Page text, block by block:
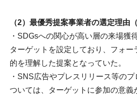
（2）最優秀提案事業者の選定理由
・SDGsへの関心が高い層の来場獲
ターゲットを設定しており、フォー
的を理解した提案となっていた。
・SNS広告やプレスリリース等の
ついては、ターゲットに参加の意義